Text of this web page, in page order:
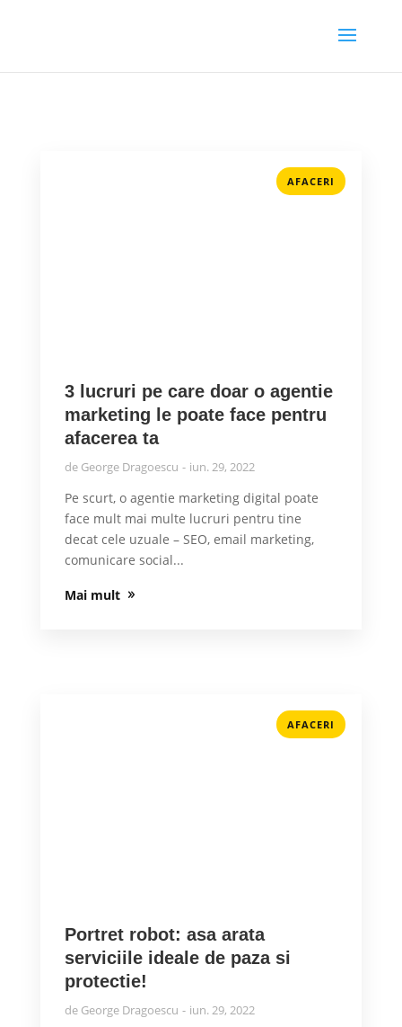
AFACERI
3 lucruri pe care doar o agentie
marketing le poate face pentru
afacerea ta
de George Dragoescu iun. 29, 2022
Pe scurt, o agentie marketing digital poate
face mult mai multe lucruri pentru tine
decat cele uzuale – SEO, email marketing,
comunicare social...
Mai mult
AFACERI
Portret robot: asa arata
serviciile ideale de paza si
protectie!
de George Dragoescu iun. 29, 2022